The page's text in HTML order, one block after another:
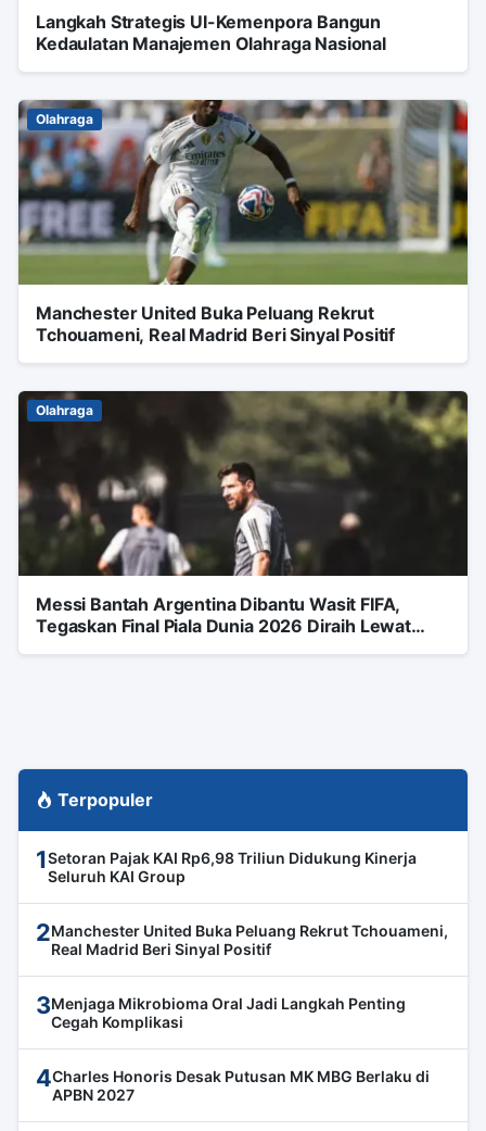
Langkah Strategis UI-Kemenpora Bangun
Kedaulatan Manajemen Olahraga Nasional
Olahraga
Manchester United Buka Peluang Rekrut
Tchouameni, Real Madrid Beri Sinyal Positif
Olahraga
Messi Bantah Argentina Dibantu Wasit FIFA,
Tegaskan Final Piala Dunia 2026 Diraih Lewat
Terpopuler
1Setoran Pajak KAI Rp6,98 Triliun Didukung Kinerja
Seluruh KAI Group
2Manchester United Buka Peluang Rekrut Tchouameni,
Real Madrid Beri Sinyal Positif
3Menjaga Mikrobioma Oral Jadi Langkah Penting
Cegah Komplikasi
4Charles Honoris Desak Putusan MK MBG Berlaku di
APBN 2027